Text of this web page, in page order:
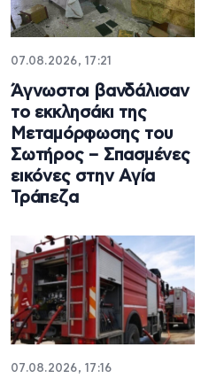
07.08.2026, 17:21
Άγνωστοι βανδάλισαν
το εκκλησάκι της
Μεταμόρφωσης του
Σωτήρος – Σπασμένες
εικόνες στην Αγία
Τράπεζα
07.08.2026, 17:16